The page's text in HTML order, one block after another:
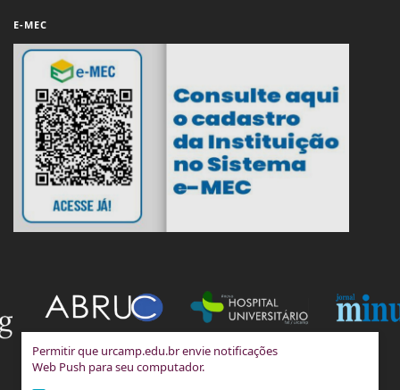
Permitir que urcamp.edu.br envie notificações
Web Push para seu computador.
E-MEC